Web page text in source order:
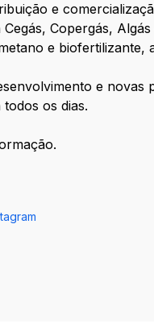
e
Copergás,
e biofertilizante,
e novas
os dias.